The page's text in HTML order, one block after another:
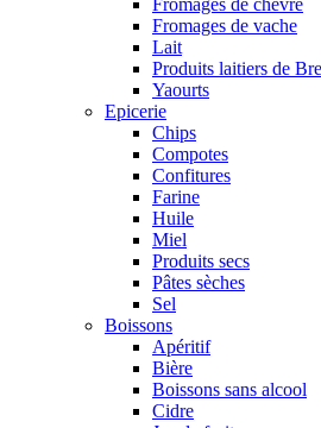
Fromages de chèvre
Fromages de vache
Lait
Produits laitiers de
Yaourts
Epicerie
Chips
Compotes
Confitures
Farine
Huile
Miel
Produits secs
Pâtes sèches
Sel
Boissons
Apéritif
Bière
Boissons sans alcool
Cidre